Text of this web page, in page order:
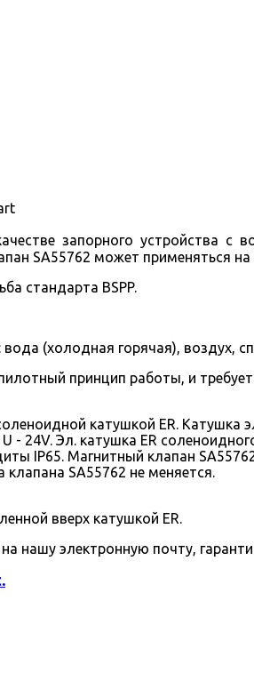
запорного устройства с
SA55762 может применяться
стандарта BSPP.
(холодная горячая), воздух,
принцип работы, и
катушкой ER. Катушка
24V. Эл. катушка ER
IP65. Магнитный клапан
SA55762 не меняется.
вверх катушкой ER.
нашу электронную почту,